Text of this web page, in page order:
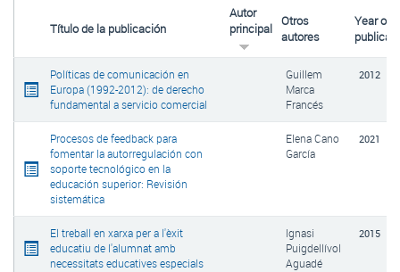
Título de la publicación
Autor
principal Otros
autores
Year of
Políticas de comunicación en
Europa (1992-2012): de derecho
fundamental a servicio comercial
Guillem
Marca
Francés
2012
Procesos de feedback para
fomentar la autorregulación con
soporte tecnológico en la
educación superior: Revisión
sistemática
Elena Cano
García
2021
El treball en xarxa per a l'èxit
educatiu de l'alumnat amb
necessitats educatives especials
Ignasi
Puigdellívol
Aguadé
2015